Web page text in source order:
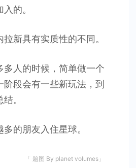
的。
新具有实质性的不同。
多人的时候，简单做一个
段会有一些新玩法，到
。
的朋友入住星球。
「 题图 By planet volumes」